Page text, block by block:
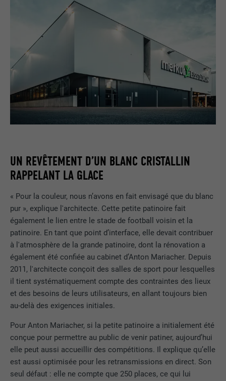
UN REVÊTEMENT D’UN BLANC CRISTALLIN
RAPPELANT LA GLACE
« Pour la couleur, nous n’avons en fait envisagé que du blanc
pur », explique l'architecte. Cette petite patinoire fait
également le lien entre le stade de football voisin et la
patinoire. En tant que point d’interface, elle devait contribuer
à l'atmosphère de la grande patinoire, dont la rénovation a
également été confiée au cabinet d’Anton Mariacher. Depuis
2011, l'architecte conçoit des salles de sport pour lesquelles
il tient systématiquement compte des contraintes des lieux
et des besoins de leurs utilisateurs, en allant toujours bien
au-delà des exigences initiales.
Pour Anton Mariacher, si la petite patinoire a initialement été
conçue pour permettre au public de venir patiner, aujourd’hui
elle peut aussi accueillir des compétitions. Il explique qu’elle
est aussi optimisée pour les retransmissions en direct. Son
seul défaut : elle ne compte que 250 places, ce qui lui